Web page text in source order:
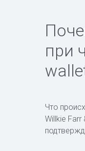
при
Что
Willkie